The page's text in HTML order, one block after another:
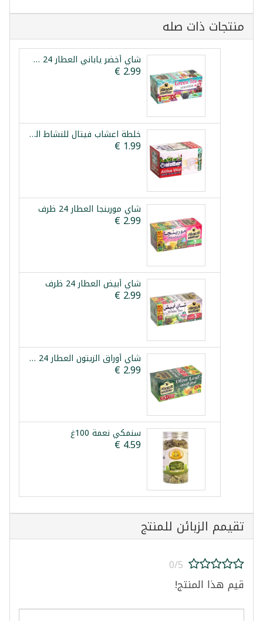
منتجات ذات صله
شاي أخضر ياباني العطار 24 ظرف
خلطة اعشاب فيتال للنشاط العطار 12 ظرف
شاي مورينجا العطار 24 ظرف
شاي أبيض العطار 24 ظرف
شاي أوراق الزيتون العطار 24 ظرف
سنمكي نعمة 100غ
تقيمم الزبائن للمنتج
0/5
قيم هذا المنتج!